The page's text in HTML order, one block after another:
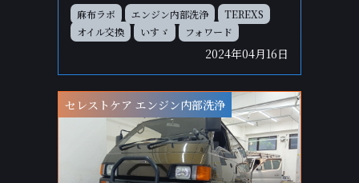
麻布ラボ エンジン内部洗浄
TEREXS
オイル交換
いすゞ フォワード
2024年04月16日
セレストケア エンジン内部洗浄